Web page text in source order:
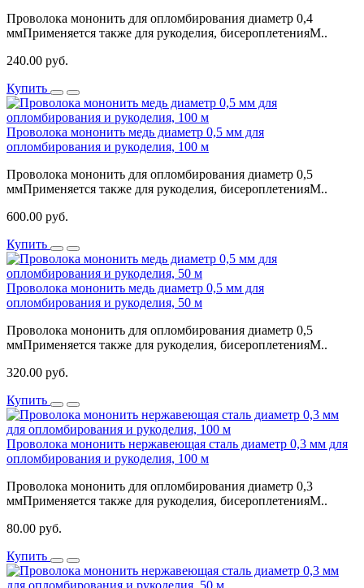
Проволока мононить для опломбирования диаметр 0,4
ммПрименяется также для рукоделия, бисероплетенияМ..
240.00 руб.
Купить
Проволока мононить медь диаметр 0,5 мм для
опломбирования и рукоделия, 100 м
Проволока мононить для опломбирования диаметр 0,5
ммПрименяется также для рукоделия, бисероплетенияМ..
600.00 руб.
Купить
Проволока мононить медь диаметр 0,5 мм для
опломбирования и рукоделия, 50 м
Проволока мононить для опломбирования диаметр 0,5
ммПрименяется также для рукоделия, бисероплетенияМ..
320.00 руб.
Купить
Проволока мононить нержавеющая сталь диаметр 0,3 мм для
опломбирования и рукоделия, 100 м
Проволока мононить для опломбирования диаметр 0,3
ммПрименяется также для рукоделия, бисероплетенияМ..
80.00 руб.
Купить